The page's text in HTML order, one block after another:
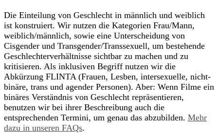
Die Einteilung von Geschlecht in männlich und weiblich
ist konstruiert. Wir nutzen die Kategorien Frau/Mann,
weiblich/männlich, sowie eine Unterscheidung von
Cisgender und Transgender/Transsexuell, um bestehende
Geschlechterverhältnisse sichtbar zu machen und zu
kritisieren. Als inklusiven Begriff nutzen wir die
Abkürzung FLINTA (Frauen, Lesben, intersexuelle, nicht-
binäre, trans und agender Personen). Aber: Wenn Filme ein
binäres Verständnis von Geschlecht repräsentieren,
benutzen wir bei ihrer Beschreibung auch die
entsprechenden Termini, um genau das abzubilden. Mehr
dazu in unseren FAQs.